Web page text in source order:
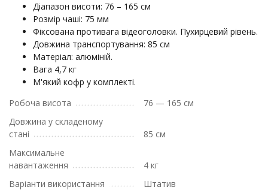
Діапазон висоти: 76 – 165 см
Розмір чаші: 75 мм
Фіксована противага відеоголовки. Пухирцевий рівень.
Довжина транспортування: 85 см
Матеріал: алюміній.
Вага 4,7 кг
М'який кофр у комплекті.
Робоча висота
76 — 165 см
Довжина у складеному
стані
85 см
Максимальне
навантаження
4 кг
Варіанти використання
Штатив